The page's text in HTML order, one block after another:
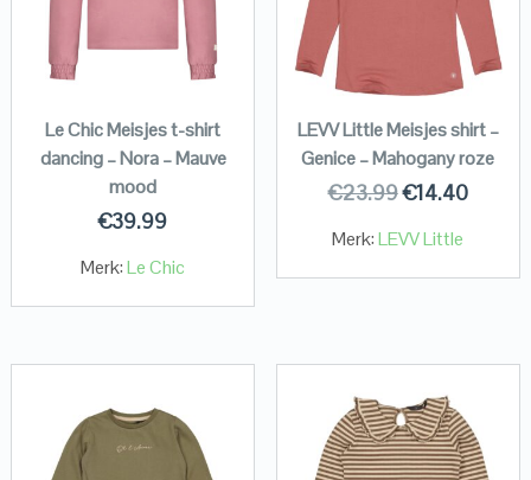
Le Chic Meisjes t-shirt
dancing – Nora – Mauve
mood
€39.99
Merk:Le Chic
LEVV Little Meisjes shirt –
Genice – Mahogany roze
€23.99€14.40
Merk:LEVV Little